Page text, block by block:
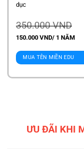
dục
350.000 VND
150.000 VND/ 1 NĂM
MUA TÊN MIỀN EDU
ƯU ĐÃI KHI